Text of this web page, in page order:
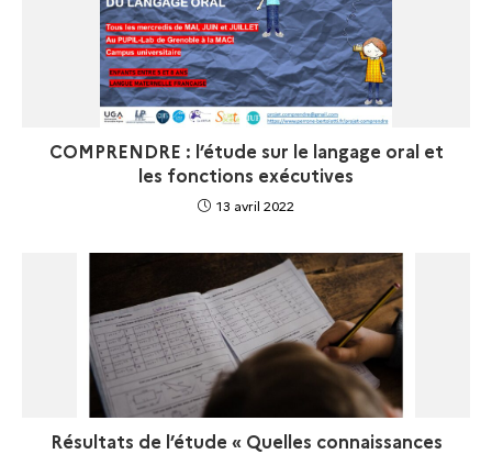
COMPRENDRE : l’étude sur le langage oral et
les fonctions exécutives
13 avril 2022
Résultats de l’étude « Quelles connaissances